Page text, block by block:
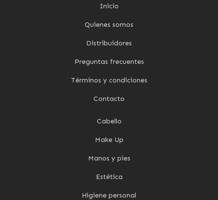
Inicio
Quienes somos
Distribuidores
Preguntas frecuentes
Términos y condiciones
Contacto
Cabello
Make Up
Manos y pies
Estética
Higiene personal